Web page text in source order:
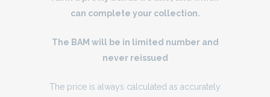
can complete your collection.
The BAM will be in limited number and
never reissued
The price is always calculated as accurately